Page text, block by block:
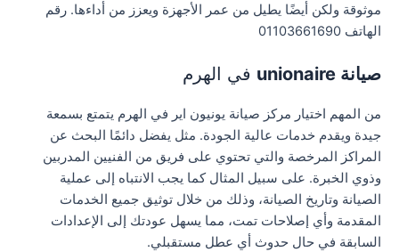
موثوقة ولكن أيضًا يطيل من عمر الأجهزة ويعزز من أداءها. رقم
الهاتف 01103661690
صيانة unionaire في الهرم
من المهم اختيار مركز صيانة يونيون اير في الهرم يتمتع بسمعة
جيدة ويقدم خدمات عالية الجودة. مثل يفضل دائمًا البحث عن
المراكز المرخصة والتي تحتوي على فريق من الفنيين المدربين
وذوي الخبرة. على سبيل المثال كما يجب الانتباه إلى عملية
الصيانة وتاريخ الصيانة، وذلك من خلال توثيق جميع الخدمات
المقدمة وأي إصلاحات تمت، مما يسهل عودتك إلى الإعدادات
السابقة في حال حدوث أي عطل مستقبلي.